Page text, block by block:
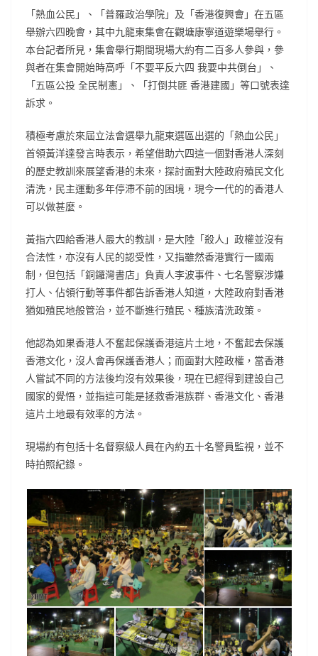
「熱血公民」、「普羅政治學院」及「香港復興會」在五區
舉辦六四晚會，其中九龍東集會在觀塘康寧道遊樂場舉行。
本台記者所見，集會舉行期間現場大約有二百多人參與，參
與者在集會開始時高呼「不要平反六四 我要中共倒台」、
「五區公投 全民制憲」、「打倒共匪 香港建國」等口號表達
訴求。
積極考慮於來屆立法會選舉九龍東選區出選的「熱血公民」
首領黃洋達發言時表示，希望借助六四這一個對香港人深刻
的歷史教訓來展望香港的未來，探討面對大陸政府殖民文化
清洗，民主運動多年停滯不前的困境，現今一代的的香港人
可以做甚麼。
黃指六四給香港人最大的教訓，是大陸「殺人」政權並沒有
合法性，亦沒有人民的認受性，又指雖然香港實行一國兩
制，但包括「銅鑼灣書店」負責人李波事件、七名警察涉嫌
打人、佔領行動等事件都告訴香港人知道，大陸政府對香港
猶如殖民地般管治，並不斷進行殖民、種族清洗政策。
他認為如果香港人不奮起保護香港這片土地，不奮起去保護
香港文化，沒人會再保護香港人；而面對大陸政權，當香港
人嘗試不同的方法後均沒有效果後，現在已經得到建設自己
國家的覺悟，並指這可能是拯救香港族群、香港文化、香港
這片土地最有效率的方法。
現場約有包括十名督察級人員在內約五十名警員監視，並不
時拍照紀錄。